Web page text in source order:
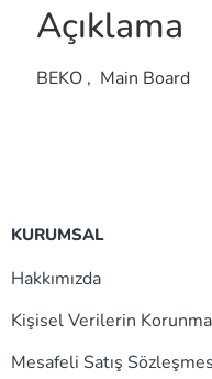
Açıklama
BEKO , Main Board
KURUMSAL
Hakkımızda
Kişisel Verilerin
Mesafeli Satış